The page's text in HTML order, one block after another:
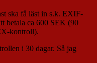
ska få läst in s.k. EXIF-
betala ca 600 SEK (90
kontroll).
i 30 dagar. Så jag